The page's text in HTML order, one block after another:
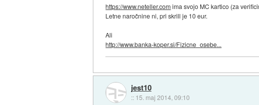
https://www.neteller.comima svojo MC kartico (za
Letne naročnine ni, pri skrill je 10 eur.
Ali
http://www.banka-koper.si/Fizicne_osebe...
jest10
:: 15. maj 2014, 09:10